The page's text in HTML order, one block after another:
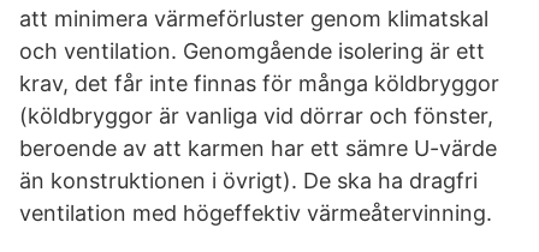
att minimera värmeförluster genom klimatskal
och ventilation. Genomgående isolering är ett
krav, det får inte finnas för många köldbryggor
(köldbryggor är vanliga vid dörrar och fönster,
beroende av att karmen har ett sämre U-värde
än konstruktionen i övrigt). De ska ha dragfri
ventilation med högeffektiv värmeåtervinning.